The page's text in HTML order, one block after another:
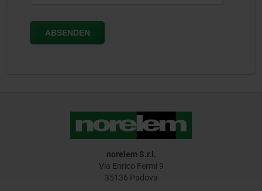
norelem S.r.l.
Via Enrico Fermi 9
35136 Padova